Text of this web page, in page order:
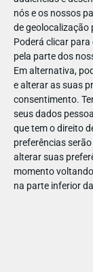
nós e os nossos
de geolocalização
Poderá clicar
pela parte dos
Em alternativa,
e alterar as suas
consentimento.
seus dados
que tem o direito
preferências
alterar suas
momento
na parte inferior